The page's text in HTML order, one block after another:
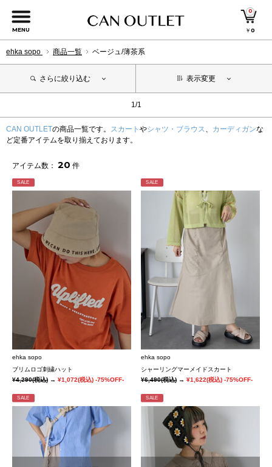
MENU
0
￥0
ehka sopo 商品一覧 ベージュ/薄茶系
さらに絞り込む 表示変更
1/1
CAN OUTLETの商品一覧です。 スカート やシャツ・ブラウス、 カーディガンな
ど定番アイテムを取り揃えております。
アイテム数： 20 件
SALE
ehka sopo
ブリムロゴ刺繍ハット
¥4,290(税込) → ¥1,072(税込) -75%OFF-
SALE
ehka sopo
シャーリングマーメイドスカート
¥6,490(税込)→¥1,622(税込) -75%OFF-
SALE SALE